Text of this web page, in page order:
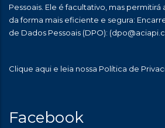
Pessoais. Ele é facultativo, mas permitirá
da forma mais eficiente e segura:
de Dados Pessoais (DPO):
Clique aqui e leia nossa Política de
Facebook